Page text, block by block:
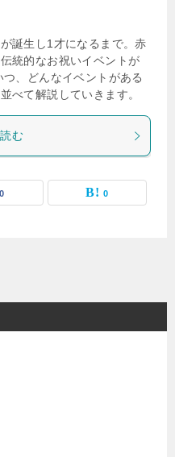
誕生し1才になるまで。赤
統的なお祝いイベントが
、どんなイベントがある
べて解説していきます。
む
0 0